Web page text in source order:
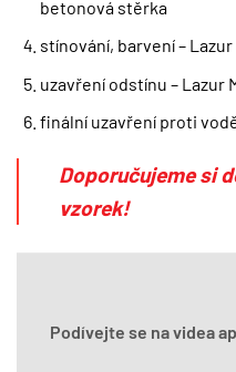
betonová stěrka
stínování, barvení –
uzavření odstínu – Lazur
finální uzavření proti vodě
Doporučujeme si
vzorek!
Podívejte se na videa